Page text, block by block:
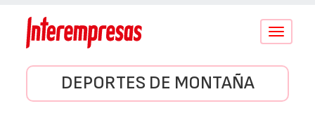
Conmutar
DEPORTES DE MONTAÑA